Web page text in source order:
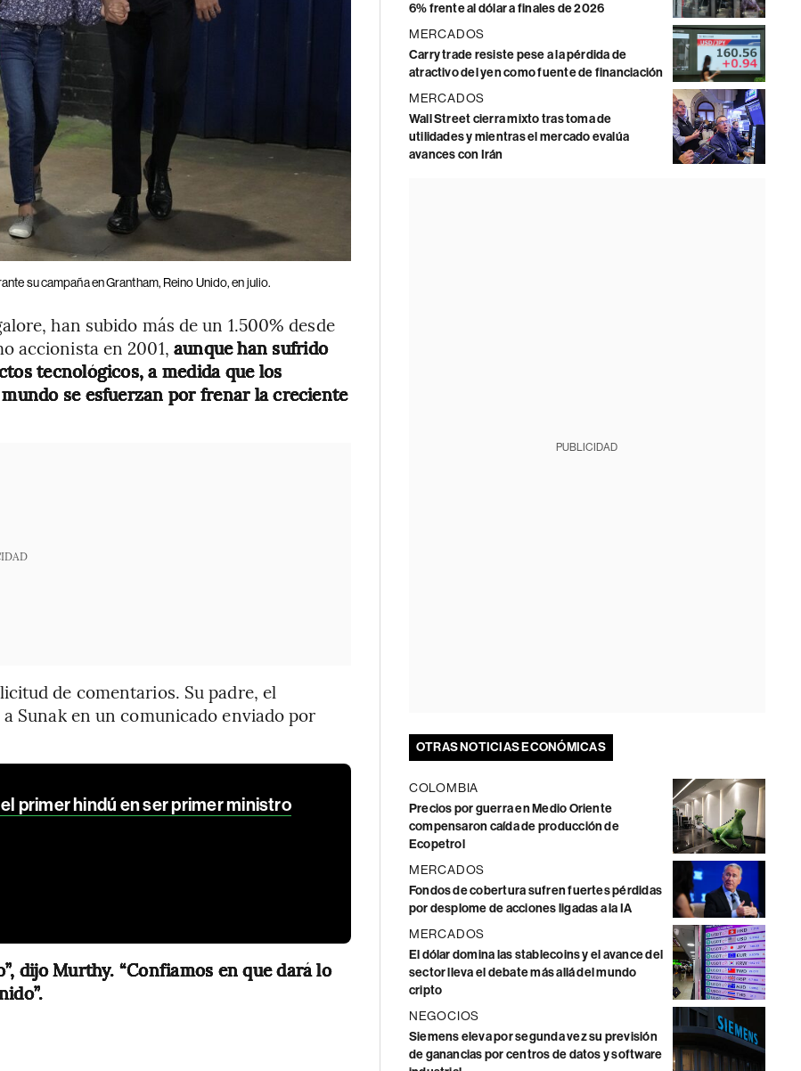
su campaña en Grantham, Reino Unido, en julio.
han subido más de un 1.500% desde
accionista en 2001, aunque han sufrido
tecnológicos, a medida que los
se esfuerzan por frenar la creciente
de comentarios. Su padre, el
Sunak en un comunicado enviado por
primer hindú en ser primer ministro
dijo Murthy. “Confiamos en que dará lo
6% frente al dólar a finales de 2026
MERCADOS
Carry trade resiste pese a la pérdida de
atractivo del yen como fuente de financiación
MERCADOS
Wall Street cierra mixto tras toma de
utilidades y mientras el mercado evalúa
avances con Irán
PUBLICIDAD
OTRAS NOTICIAS ECONÓMICAS
COLOMBIA
Precios por guerra en Medio Oriente
compensaron caída de producción de
Ecopetrol
MERCADOS
Fondos de cobertura sufren fuertes pérdidas
por desplome de acciones ligadas a la IA
MERCADOS
El dólar domina las stablecoins y el avance del
sector lleva el debate más allá del mundo
cripto
NEGOCIOS
Siemens eleva por segunda vez su previsión
de ganancias por centros de datos y software